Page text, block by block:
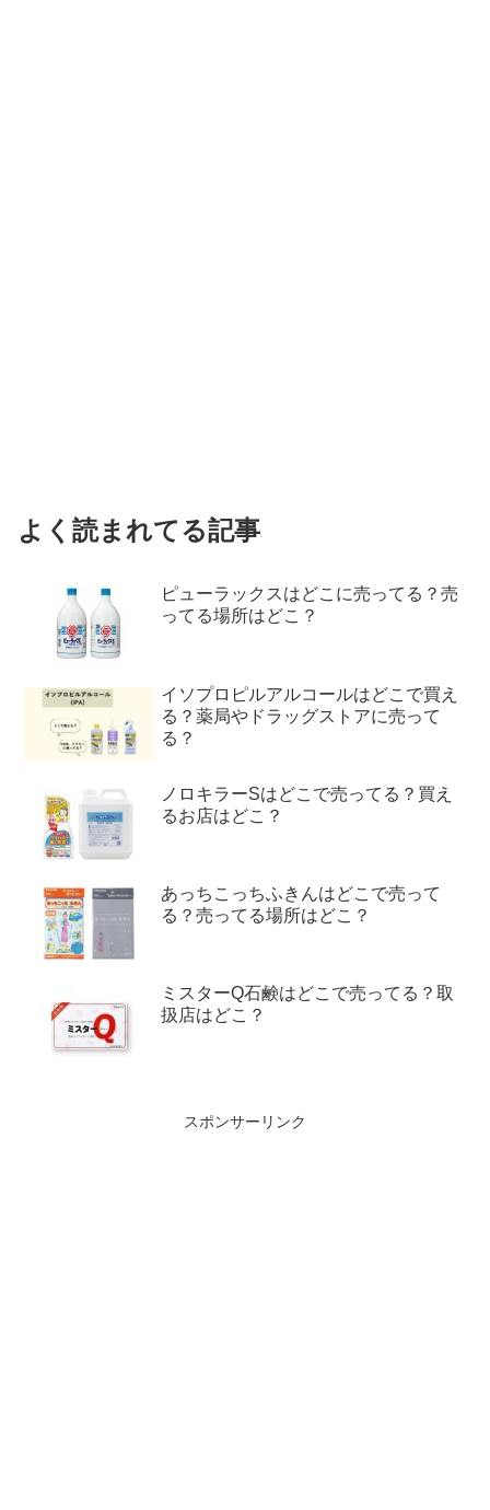
よく読まれてる記事
ピューラックスはどこに売ってる？売
ってる場所はどこ？
イソプロピルアルコールはどこで買え
る？薬局やドラッグストアに売って
る？
ノロキラーSはどこで売ってる？買え
るお店はどこ？
あっちこっちふきんはどこで売って
る？売ってる場所はどこ？
ミスターQ石鹸はどこで売ってる？取
扱店はどこ？
スポンサーリンク